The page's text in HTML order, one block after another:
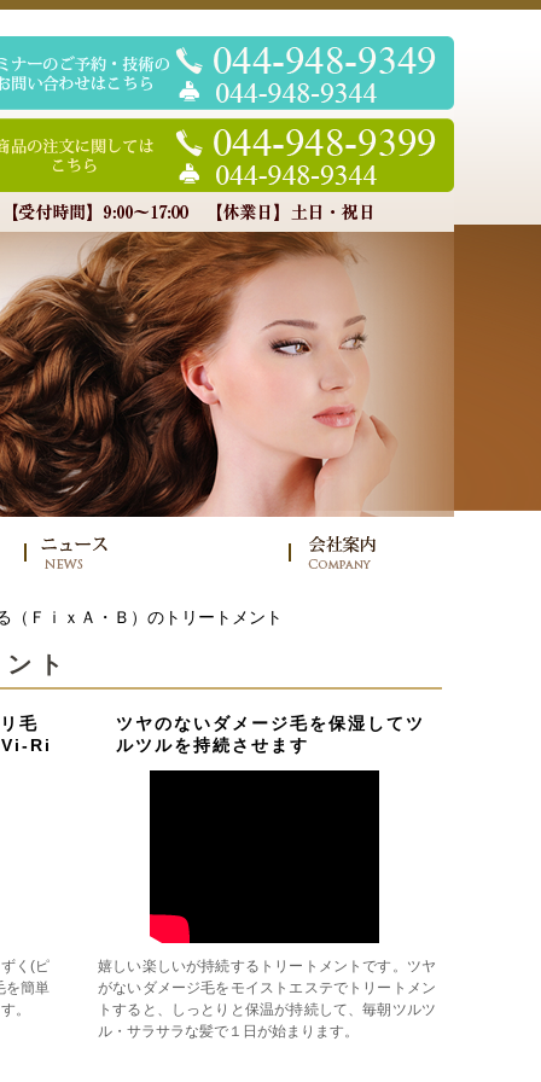
（ＦｉｘＡ・Ｂ）のトリートメント
ト
毛
Ri
く(ピ
を簡単
。
ツヤのないダメージ毛を保湿してツ
ルツルを持続させます
嬉しい楽しいが持続するトリートメントです。ツヤ
がないダメージ毛をモイストエステでトリートメン
トすると、しっとりと保温が持続して、毎朝ツルツ
ル・サラサラな髪で１日が始まります。